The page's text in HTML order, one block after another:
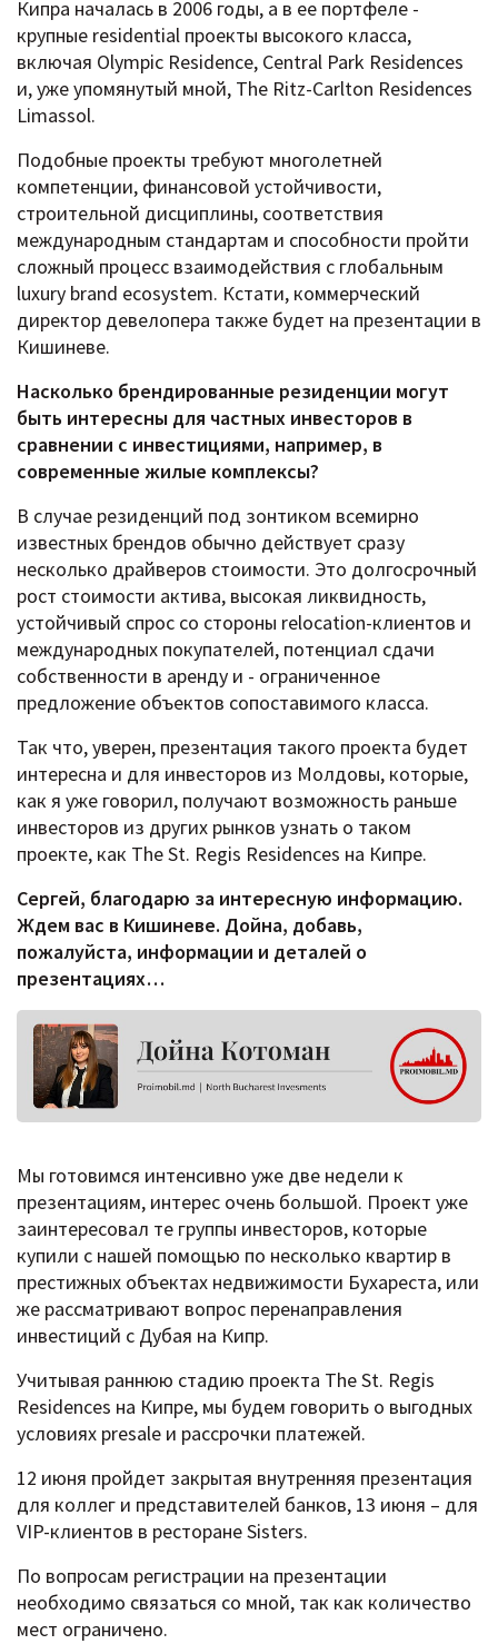
Кипра началась в 2006 годы, а в ее портфеле -
крупные residential проекты высокого класса,
включая Olympic Residence, Central Park Residences
и, уже упомянутый мной, The Ritz-Carlton Residences
Limassol.
Подобные проекты требуют многолетней
компетенции, финансовой устойчивости,
строительной дисциплины, соответствия
международным стандартам и способности пройти
сложный процесс взаимодействия с глобальным
luxury brand ecosystem. Кстати, коммерческий
директор девелопера также будет на презентации в
Кишиневе.
Насколько брендированные резиденции могут
быть интересны для частных инвесторов в
сравнении с инвестициями, например, в
современные жилые комплексы?
В случае резиденций под зонтиком всемирно
известных брендов обычно действует сразу
несколько драйверов стоимости. Это долгосрочный
рост стоимости актива, высокая ликвидность,
устойчивый спрос со стороны relocation-клиентов и
международных покупателей, потенциал сдачи
собственности в аренду и - ограниченное
предложение объектов сопоставимого класса.
Так что, уверен, презентация такого проекта будет
интересна и для инвесторов из Молдовы, которые,
как я уже говорил, получают возможность раньше
инвесторов из других рынков узнать о таком
проекте, как The St. Regis Residences на Кипре.
Сергей, благодарю за интересную информацию.
Ждем вас в Кишиневе. Дойна, добавь,
пожалуйста, информации и деталей о
презентациях…
Мы готовимся интенсивно уже две недели к
презентациям, интерес очень большой. Проект уже
заинтересовал те группы инвесторов, которые
купили с нашей помощью по несколько квартир в
престижных объектах недвижимости Бухареста, или
же рассматривают вопрос перенаправления
инвестиций с Дубая на Кипр.
Учитывая раннюю стадию проекта The St. Regis
Residences на Кипре, мы будем говорить о выгодных
условиях presale и рассрочки платежей.
12 июня пройдет закрытая внутренняя презентация
для коллег и представителей банков, 13 июня – для
VIP-клиентов в ресторане Sisters.
По вопросам регистрации на презентации
необходимо связаться со мной, так как количество
мест ограничено.